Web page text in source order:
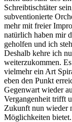
Schreibtischtäter
subventionierte
mehr mit freier
natürlich haben mir
geholfen und ich
Deshalb kehre ich
weiterzukommen.
vielmehr ein Art
eben den Punkt
Gegenwart wieder
Vergangenheit trifft
Zukunft nun wieder
Möglichkeiten bietet.